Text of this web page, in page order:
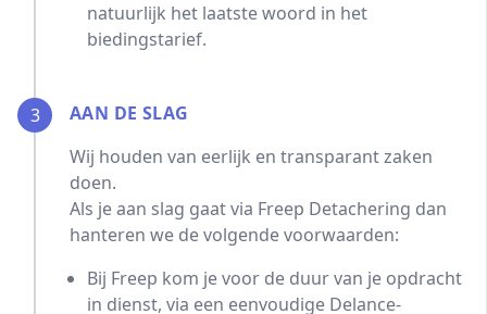
natuurlijk het laatste woord in het
biedingstarief.
3
AAN DE SLAG
Wij houden van eerlijk en transparant zaken
doen.
Als je aan slag gaat via Freep Detachering dan
hanteren we de volgende voorwaarden:
Bij Freep kom je voor de duur van je opdracht
in dienst, via een eenvoudige Delance-